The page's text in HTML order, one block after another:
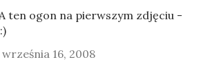
ten ogon na pierwszym zdjęciu -
16, 2008